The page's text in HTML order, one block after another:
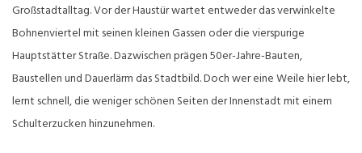
Großstadtalltag. Vor der Haustür wartet entweder das verwinkelte
Bohnenviertel mit seinen kleinen Gassen oder die vierspurige
Hauptstätter Straße. Dazwischen prägen 50er-Jahre-Bauten,
Baustellen und Dauerlärm das Stadtbild. Doch wer eine Weile hier lebt,
lernt schnell, die weniger schönen Seiten der Innenstadt mit einem
Schulterzucken hinzunehmen.